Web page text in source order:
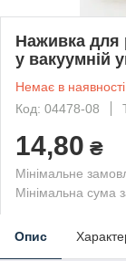
Наживка для
у вакуумній
Немає в наявності
Код: 04478-08
14,80 ₴
Мінімальне
Мінімальна сума
Опис